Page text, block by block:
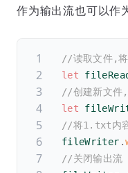
作为输出流也可以作
//读取文件,将
let
//创建新文件
let
//将1.txt内
fileWriter .
//关闭输出流